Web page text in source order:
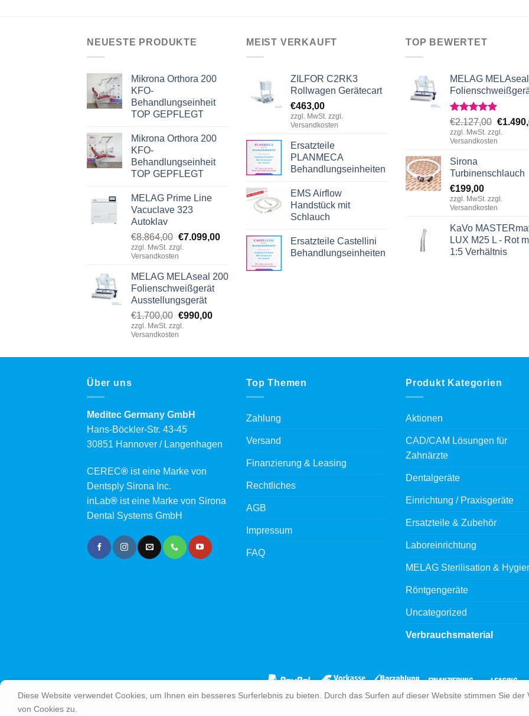
NEUESTE PRODUKTE
Mikrona Orthora 200
KFO-
Behandlungseinheit
TOP GEPFLEGT
Mikrona Orthora 200
KFO-
Behandlungseinheit
TOP GEPFLEGT
MELAG Prime Line
Vacuclave 323
Autoklav
€8.864,00 Original
price
was:
€8.864,00.
€7.099,00Current
€7.099,00.
zzgl. MwSt. zzgl.
Versandkosten
MELAG MELAseal 200
Folienschweißgerät
Ausstellungsgerät
€1.700,00 Original
price
was:
€990,00Current
zzgl. MwSt. zzgl.
Versandkosten
MEIST VERKAUFT
ZILFOR C2RK3
Rollwagen Gerätecart
€463,00
zzgl. MwSt. zzgl.
Versandkosten
Ersatzteile
PLANMECA
Behandlungseinheiten
EMS Airflow
Handstück mit
Schlauch
Ersatzteile Castellini
Behandlungseinheiten
TOP BEWERTET
MELAG
Rated5.00
out of 5
€2.127,00 Original
price
was:
€
zzgl. MwSt. zzgl.
Versandkosten
Sirona
Turbinenschlauch
€199,00
zzgl. MwSt. zzgl.
Versandkosten
KaVo
LUX M25 L - Rot
1:5 Verhältnis
Über uns
Meditec Germany GmbH
Hans-Böckler-Str. 43-45
30851 Hannover / Langenhagen
CEREC® ist eine Marke von
Dentsply Sirona Inc.
inLab® ist eine Marke von Sirona
Dental Systems GmbH
Top Themen
Zahlung
Versand
Finanzierung & Leasing
Rechtliches
AGB
Impressum
FAQ
Produkt Kategorien
Aktionen
CAD/CAM Lösungen für
Zahnärzte
Dentalgeräte
Einrichtung / Praxisgeräte
Ersatzteile & Zubehör
Laboreinrichtung
MELAG Sterilisation &
Röntgengeräte
Uncategorized
Verbrauchsmaterial
Diese Website verwendet Cookies, um Ihnen ein besseres Surferlebnis zu bieten. Durch das Surfen auf dieser Website stimmen Sie der
von Cookies zu.